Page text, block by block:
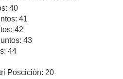
40
41
42
43
44
Poscición: 20